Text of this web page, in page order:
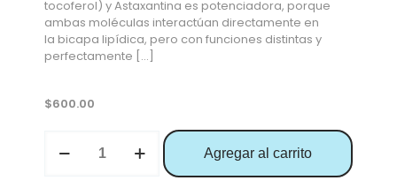
tocoferol) y Astaxantina es potenciadora, porque
ambas moléculas interactúan directamente en
la bicapa lipídica, pero con funciones distintas y
perfectamente […]
$600.00
Agregar al carrito